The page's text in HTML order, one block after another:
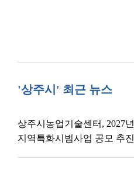
'상주시' 최근 뉴스
상주시농업기술센터, 2027년
지역특화시범사업 공모 추진